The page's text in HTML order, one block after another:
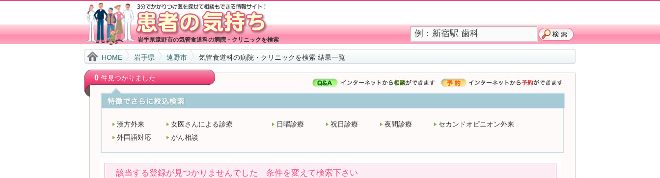
岩手県遠野市の気管食道科の病院・クリニックを検索
HOME 岩手県 遠野市 気管食道科の病院・クリニックを検索 結果一覧
0件見つかりました
漢方外来 女医さんによる診療 日曜診療 祝日診療 夜間診療
セカンドオピニオン外来
外国語対応
がん相談
該当する登録が見つかりませんでした 条件を変えて検索下さい